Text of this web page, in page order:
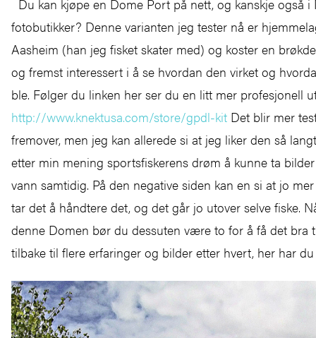
Du kan kjøpe en Dome Port på nett, og kanskje også i
fotobutikker? Denne varianten jeg tester nå er
Aasheim (han jeg fisket skater med) og koster en
og fremst interessert i å se hvordan den virket og
ble. Følger du linken her ser du en litt mer profesjonell
http://www.knektusa.com/store/gpdl-kit Det blir mer
fremover, men jeg kan allerede si at jeg liker den så
etter min mening sportsfiskerens drøm å kunne ta
vann samtidig. På den negative siden kan en si at jo
tar det å håndtere det, og det går jo utover selve fiske.
denne Domen bør du dessuten være to for å få det bra
tilbake til flere erfaringer og bilder etter hvert, her har